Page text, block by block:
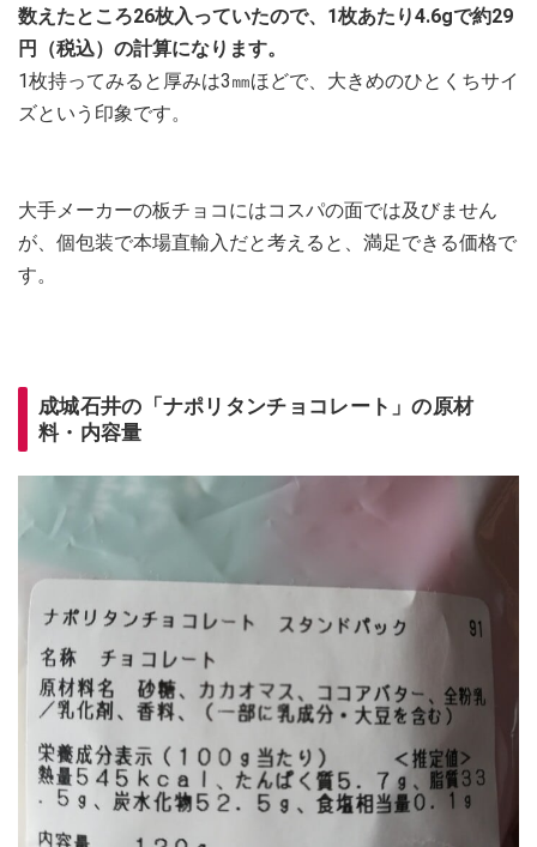
数えたところ26枚入っていたので、1枚あたり4.6gで約29
円（税込）の計算になります。
1枚持ってみると厚みは3㎜ほどで、大きめのひとくちサイ
ズという印象です。
大手メーカーの板チョコにはコスパの面では及びません
が、個包装で本場直輸入だと考えると、満足できる価格で
す。
成城石井の「ナポリタンチョコレート」の原材
料・内容量